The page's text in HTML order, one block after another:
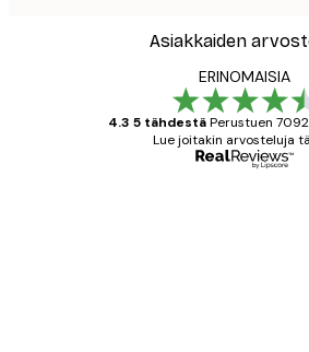
Asiakkaiden
ERINOMAISIA
4.3 5 tähdestäPerustuen
Lue joitakin arvosteluja